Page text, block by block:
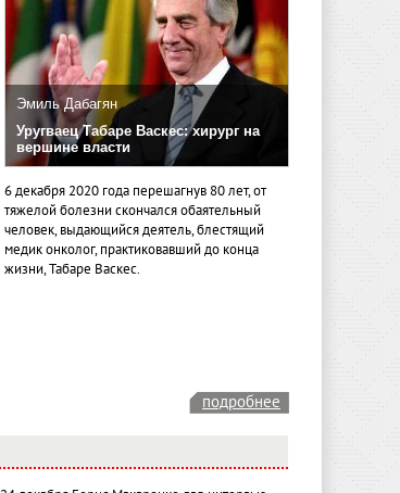
Эмиль Дабагян
Уругваец Табаре Васкес: хирург на
вершине власти
6 декабря 2020 года перешагнув 80 лет, от
тяжелой болезни скончался обаятельный
человек, выдающийся деятель, блестящий
медик онколог, практиковавший до конца
жизни, Табаре Васкес.
подробнее